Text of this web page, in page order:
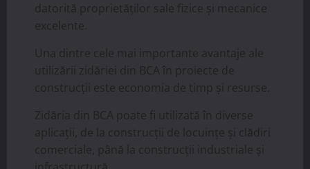
datorită proprietăților sale fizice și mecanice
excelente.
Una dintre cele mai importante avantaje ale
utilizării zidăriei din BCA în proiecte de
construcții este economia de timp și resurse.
Zidăria din BCA poate fi utilizată în diverse
aplicații, de la construcții de locuințe și clădiri
comerciale, până la construcții industriale și